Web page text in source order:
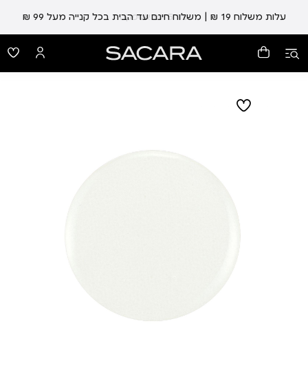
עלות משלוח 19 ₪ | משלוח חינם עד הבית בכל קנייה מעל 99 ₪ עד 5 ימי אספקה